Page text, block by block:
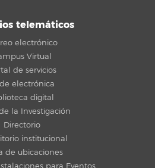
telemáticos
electrónico
Virtual
de servicios
electrónica
digital
la Investigación
Directorio
institucional
de ubicaciones